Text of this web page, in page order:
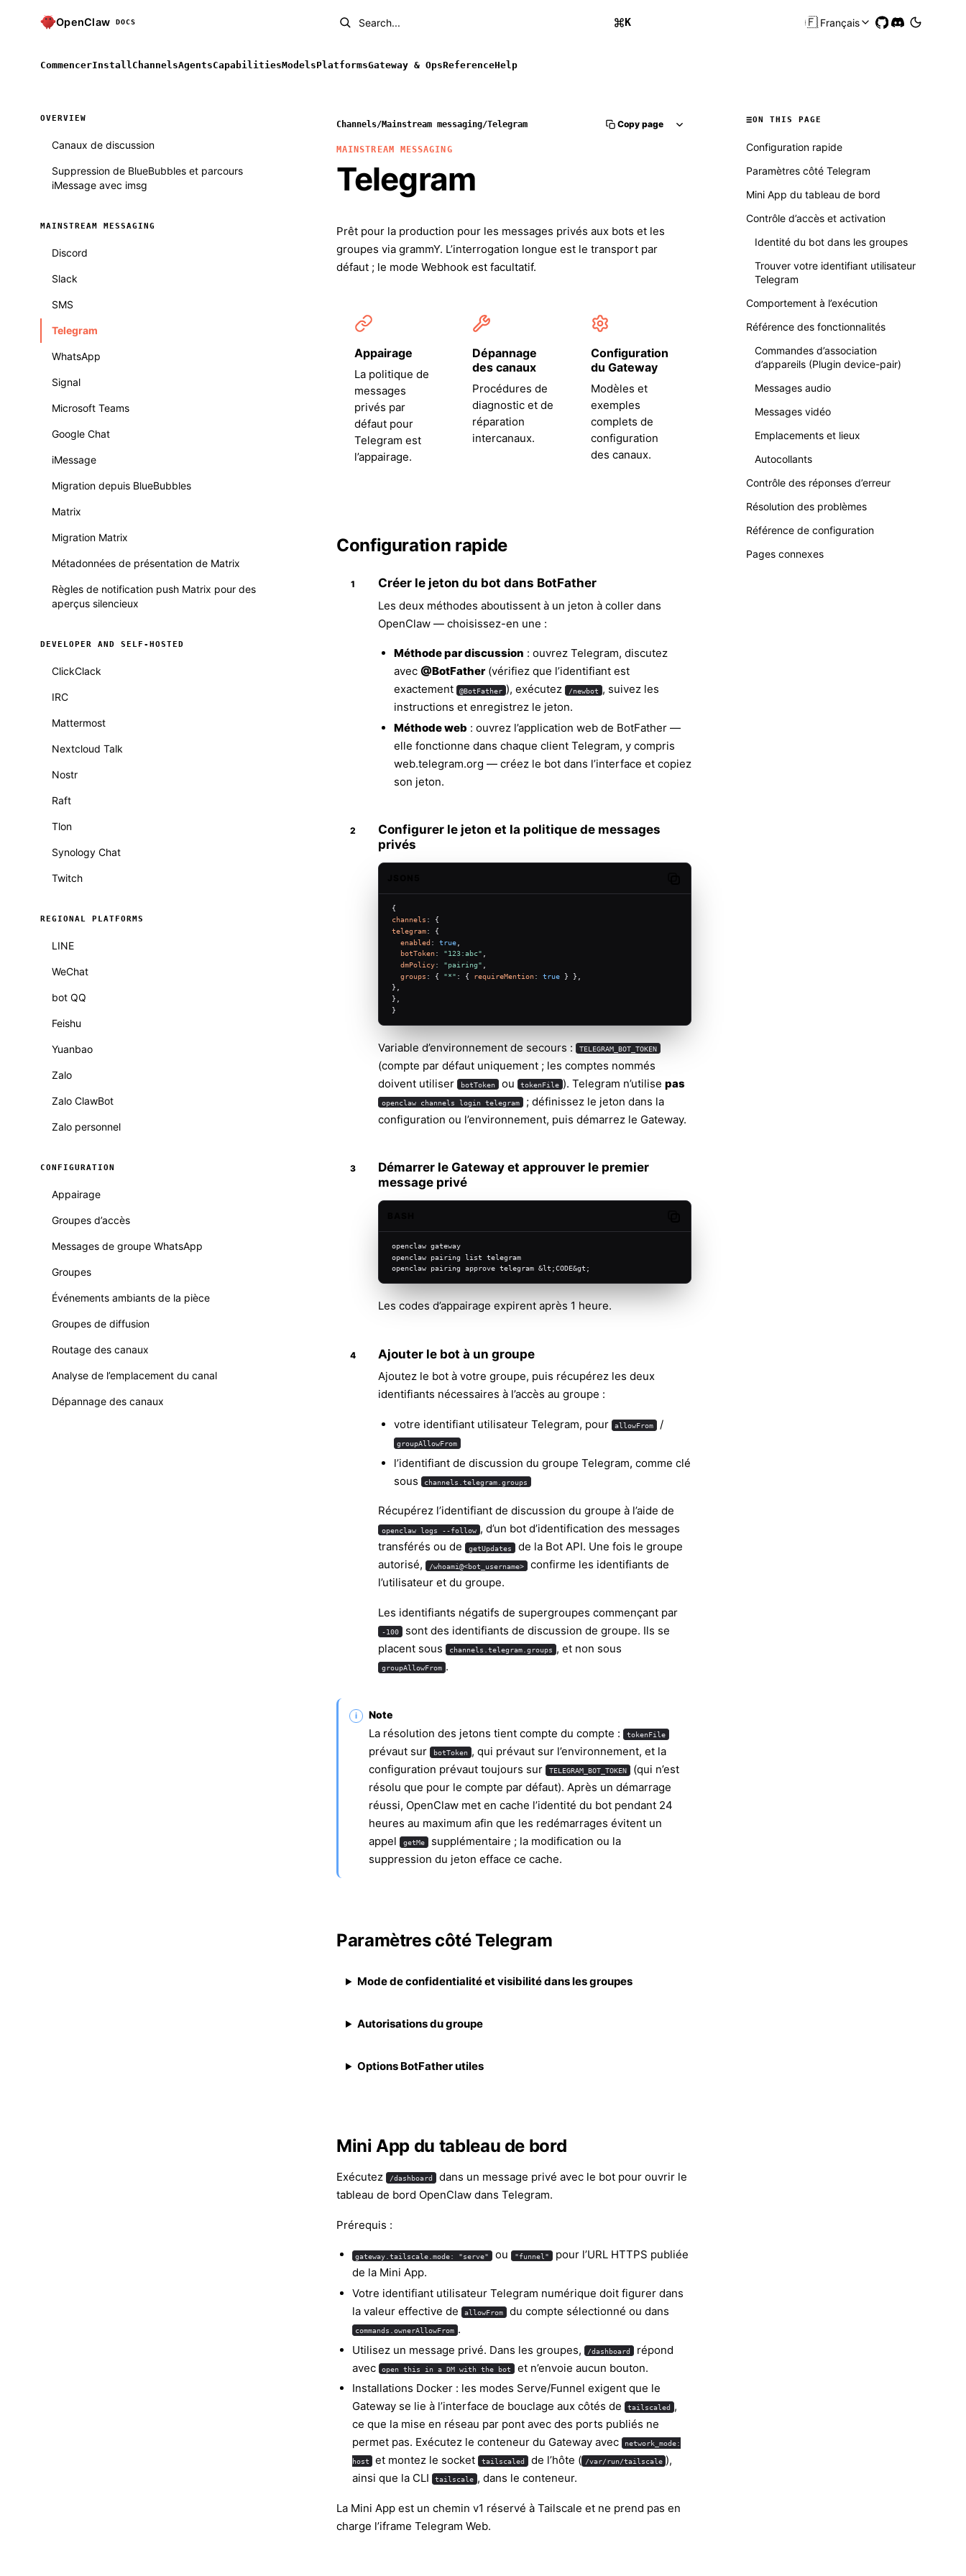
OpenClaw DOCS Search... K 🇫🇷Français
CommencerInstall ChannelsAgentsCapabilitiesModelsPlatformsGateway & OpsReferenceHelp
OVERVIEW
Canaux de discussion
Suppression de BlueBubbles et parcours
iMessage avec imsg
MAINSTREAM MESSAGING
Discord
Slack
SMS
Telegram
WhatsApp
Signal
Microsoft Teams
Google Chat
iMessage
Migration depuis BlueBubbles
Matrix
Migration Matrix
Métadonnées de présentation de Matrix
Règles de notification push Matrix pour des
aperçus silencieux
DEVELOPER AND SELF-HOSTED
ClickClack
IRC
Mattermost
Nextcloud Talk
Nostr
Raft
Tlon
Synology Chat
Twitch
REGIONAL PLATFORMS
LINE
WeChat
bot QQ
Feishu
Yuanbao
Zalo
Zalo ClawBot
Zalo personnel
CONFIGURATION
Appairage
Groupes d’accès
Messages de groupe WhatsApp
Groupes
Événements ambiants de la pièce
Groupes de diffusion
Routage des canaux
Analyse de l’emplacement du canal
Dépannage des canaux
Channels/Mainstream messaging/Telegram Copy page
MAINSTREAM MESSAGING
Telegram
Prêt pour la production pour les messages privés aux bots et les
groupes via grammY. L’interrogation longue est le transport par
défaut ; le mode Webhook est facultatif.
Appairage
La politique de
messages
privés par
défaut pour
Telegram est
l’appairage.
Dépannage
des canaux
Procédures de
diagnostic et de
réparation
intercanaux.
Configuration
du Gateway
Modèles et
exemples
complets de
configuration
des canaux.
Configuration rapide
Créer le jeton du bot dans BotFather
Les deux méthodes aboutissent à un jeton à coller dans
OpenClaw — choisissez-en une :
Méthode par discussion : ouvrez Telegram, discutez
avec @BotFather(vérifiez que l’identifiant est
exactement
@BotFather ), exécutez /newbot , suivez les
instructions et enregistrez le jeton.
Méthode web : ouvrez l’application web de BotFather—
elle fonctionne dans chaque client Telegram, y compris
web.telegram.org — créez le bot dans l’interface et copiez
son jeton.
Configurer le jeton et la politique de messages
privés
{
channels : {
telegram: {
enabled : true
botToken: "123:abc"
dmPolicy: "pairing"
groups : { "*" : { requireMention: true } },
},
},
}
Variable d’environnement de secours : TELEGRAM_BOT_TOKEN
(compte par défaut uniquement ; les comptes nommés
doivent utiliser
botToken ou tokenFile ). Telegram n’utilisepas
openclaw channels login telegram ; définissez le jeton dans la
configuration ou l’environnement, puis démarrez le Gateway.
Démarrer le Gateway et approuver le premier
message privé
openclaw gateway
openclaw pairing list telegram
openclaw pairing approve telegram &lt;CODE&gt;
Les codes d’appairage expirent après 1 heure.
Ajouter le bot à un groupe
Ajoutez le bot à votre groupe, puis récupérez les deux
identifiants nécessaires à l’accès au groupe :
votre identifiant utilisateur Telegram, pour allowFrom /
groupAllowFrom
l’identifiant de discussion du groupe Telegram, comme clé
sous
channels.telegram.groups
Récupérez l’identifiant de discussion du groupe à l’aide de
openclaw logs --follow , d’un bot d’identification des messages
transférés ou de
getUpdates de la Bot API. Une fois le groupe
autorisé,
/whoami@<bot_username> confirme les identifiants de
l’utilisateur et du groupe.
Les identifiants négatifs de supergroupes commençant par
-100 sont des identifiants de discussion de groupe. Ils se
placent sous
channels.telegram.groups , et non sous
groupAllowFrom .
Note
La résolution des jetons tient compte du compte : tokenFile
prévaut sur botToken , qui prévaut sur l’environnement, et la
configuration prévaut toujours sur
TELEGRAM_BOT_TOKEN (qui n’est
résolu que pour le compte par défaut). Après un démarrage
réussi, OpenClaw met en cache l’identité du bot pendant 24
heures au maximum afin que les redémarrages évitent un
appel
getMe supplémentaire ; la modification ou la
suppression du jeton efface ce cache.
Paramètres côté Telegram
Mode de confidentialité et visibilité dans les groupes
Autorisations du groupe
Options BotFather utiles
Mini App du tableau de bord
Exécutez /dashboard dans un message privé avec le bot pour ouvrir le
tableau de bord OpenClaw dans Telegram.
Prérequis :
gateway.tailscale.mode: "serve" ou "funnel" pour l’URL HTTPS publiée
de la Mini App.
Votre identifiant utilisateur Telegram numérique doit figurer dans
la valeur effective de
allowFrom du compte sélectionné ou dans
commands.ownerAllowFrom .
Utilisez un message privé. Dans les groupes,
/dashboard
répond
avec
open this in a DM with the bot
et n’envoie aucun bouton.
Installations Docker : les modes Serve/Funnel exigent que le
Gateway se lie à l’interface de bouclage aux côtés de
tailscaled ,
ce que la mise en réseau par pont avec des ports publiés ne
permet pas. Exécutez le conteneur du Gateway avec
network_mode:
host et montez le socket tailscaled de l’hôte ( /var/run/tailscale ),
ainsi que la CLI
tailscale , dans le conteneur.
La Mini App est un chemin v1 réservé à Tailscale et ne prend pas en
charge l’iframe Telegram Web.
ON THIS PAGE
Configuration rapide
Paramètres côté Telegram
Mini App du tableau de bord
Contrôle d’accès et activation
Identité du bot dans les groupes
Trouver votre identifiant utilisateur
Telegram
Comportement à l’exécution
Référence des fonctionnalités
Commandes d’association
d’appareils (Plugin device-pair)
Messages audio
Messages vidéo
Emplacements et lieux
Autocollants
Contrôle des réponses d’erreur
Résolution des problèmes
Référence de configuration
Pages connexes